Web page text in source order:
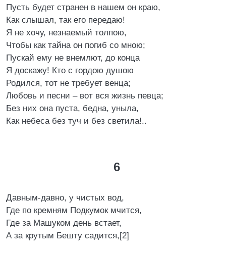
Пусть будет странен в нашем он краю,
Как слышал, так его передаю!
Я не хочу, незнаемый толпою,
Чтобы как тайна он погиб со мною;
Пускай ему не внемлют, до конца
Я доскажу! Кто с гордою душою
Родился, тот не требует венца;
Любовь и песни – вот вся жизнь певца;
Без них она пуста, бедна, уныла,
Как небеса без туч и без светила!..
6
Давным-давно, у чистых вод,
Где по кремням Подкумок мчится,
Где за Машуком день встает,
А за крутым Бешту садится,[2]